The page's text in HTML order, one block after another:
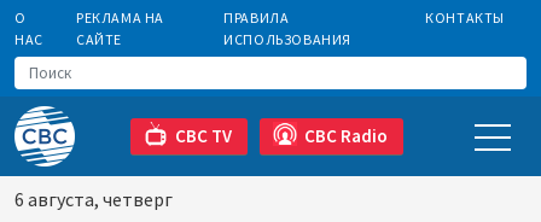
О
НАС
РЕКЛАМА НА
САЙТЕ
ПРАВИЛА
ИСПОЛЬЗОВАНИЯ
КОНТАКТЫ
CBC TV CBC Radio
6 августа, четверг